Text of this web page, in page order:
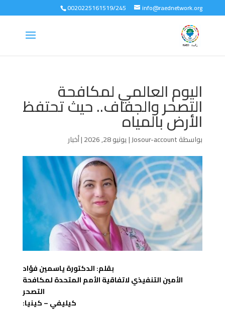
0020225161519/245 info@raednetwork.org
اليوم العالمي لمكافحة
التصحر والجفاف.. حيث تحتفظ
الأرض بالمياه
بواسطةJosour-account
|يونيو 28, 2026 |أخبار
بقلم: الدكتورة ياسمين فؤاد
الأمين التنفيذي لاتفاقية الأمم المتحدة لمكافحة
التصحر
كيليفي – كينيا: